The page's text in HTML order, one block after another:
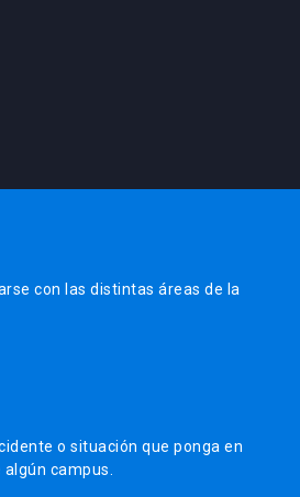
con las distintas áreas de la
o situación que ponga en
campus.